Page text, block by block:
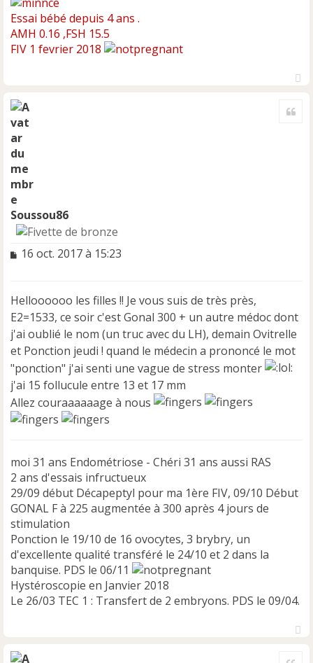
Essai bébé depuis 4 ans .
AMH 0.16 ,FSH 15.5
FIV 1 fevrier 2018
Soussou86
M
a
g
e
n
o
n
l
u
16 oct. 2017 à 15:23
Helloooooo les filles !! Je vous suis de très près,
E2=1533, ce soir c'est Gonal 300 + un autre médoc dont
j'ai oublié le nom (un truc avec du LH), demain Ovitrelle
et Ponction jeudi ! quand le médecin a prononcé le mot
"ponction" j'ai senti une vague de stress monter
j'ai 15 follucule entre 13 et 17 mm
Allez couraaaaaage à nous
moi 31 ans Endométriose - Chéri 31 ans aussi RAS
2 ans d'essais infructueux
29/09 début Décapeptyl pour ma 1ère FIV, 09/10 Début
GONAL F à 225 augmentée à 300 après 4 jours de
stimulation
Ponction le 19/10 de 16 ovocytes, 3 brybry, un
d'excellente qualité transféré le 24/10 et 2 dans la
banquise. PDS le 06/11
Hystéroscopie en Janvier 2018
Le 26/03 TEC 1 : Transfert de 2 embryons. PDS le 09/04.